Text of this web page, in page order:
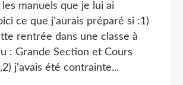
manuels que je lui ai
ce que j'aurais préparé si :1)
rentrée dans une classe à
: Grande Section et Cours
j'avais été contrainte...